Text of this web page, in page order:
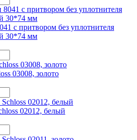
с притвором без уплотнителя
30*74 мм
03008, золото
02012, белый